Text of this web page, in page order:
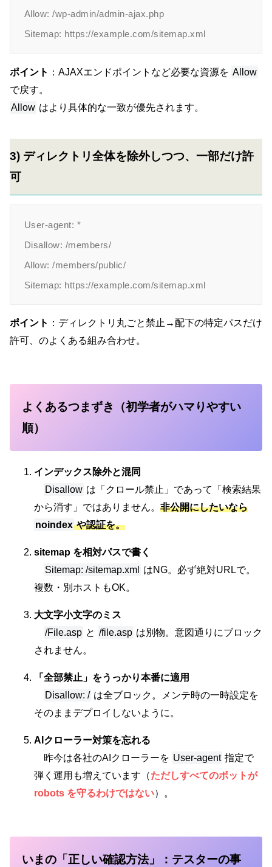
Allow: /wp-admin/admin-ajax.php
ポイント ：AJAXエンドポイントなど必要な資源を Allow
で戻す。
Allow はより具体的な一致が優先されます。
3) ディレクトリ全体を除外しつつ、一部だけ許
可
User-agent: *
Disallow: /members/
Allow: /members/public/
ポイント ：ディレクトリ丸ごと禁止→配下の特定パスだけ
許可、のよくある組み合わせ。
よくあるつまずき（初学者がハマりやすい
順）
インデックス除外と混同
Disallow は「クロール禁止」であって「検索結果
から消す」ではありません。 非公開にしたいなら
noindexや認証を。
sitemap を相対パスで書く
Sitemap: /sitemap.xml
はNG。必ず絶対URLで。
複数・別ホストもOK。
大文字小文字のミス
/File.asp と /file.asp は別物。意図通りにブロック
されません。
「全部禁止」をうっかり本番に適用
Disallow: / は全ブロック。メンテ時の一時設定を
そのままデプロイしないように。
AIクローラー対策を忘れる
昨今は各社のAIクローラーを User-agent 指定で
弾く運用も増えています（ただしすべてのボットが
robots を守るわけではない）。
いまの「正しい確認方法」：テスターの事